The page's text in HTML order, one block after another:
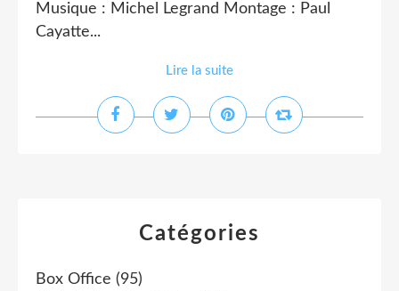
Musique : Michel Legrand Montage : Paul
Cayatte...
Lire la suite
Catégories
Box Office (95)